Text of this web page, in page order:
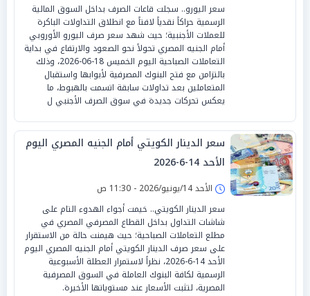
سعر اليورو.. سجلت قاعات الصرف بداخل السوق المالية
الرسمية حراكاً نقدياً لافتاً مع انطلاق التداولات الباكرة
للعملات الأجنبية؛ حيث شهد سعر صرف اليورو الأوروبي
أمام الجنيه المصري تحولاً نحو الصعود والارتفاع في بداية
التعاملات الصباحية اليوم الخميس 18-06-2026، وذلك
بالتزامن مع فتح البنوك المصرفية لأبوابها واستقبال
المتعاملين بعد تداولات سابقة اتسمت بالهبوط، ما
يعكس تحركات جديدة في سوق الصرف الأجنبي ل
سعر الدينار الكويتي أمام الجنيه المصري اليوم
الأحد 14-6-2026
الأحد 14/يونيو/2026 - 11:30 ص
سعر الدينار الكويتي.. خيمت أجواء الهدوء التام على
شاشات التداول بداخل القطاع المصرفي المصري في
مطلع التعاملات الصباحية؛ حيث هيمنت حالة من الاستقرار
على سعر صرف الدينار الكويتي أمام الجنيه المصري اليوم
الأحد 14-6-2026، نظراً لاستمرار العطلة الأسبوعية
الرسمية لكافة البنوك العاملة في السوق المصرفية
المصرية، لتثبت الأسعار عند مستوياتها الأخيرة.